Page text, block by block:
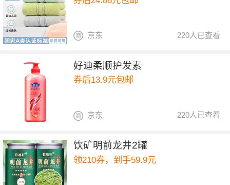
220人已查看
京东
好迪柔顺护发素
券后13.9元包邮
220人已查看
京东
饮矿明前龙井2罐
领210券，到手59.9元